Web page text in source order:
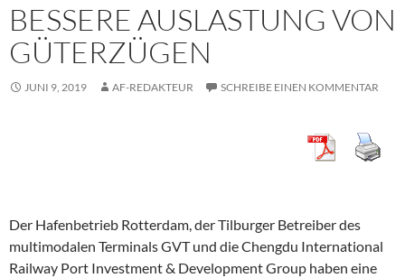
BESSERE AUSLASTUNG VON
GÜTERZÜGEN
JUNI 9, 2019 AF-REDAKTEUR SCHREIBE EINEN KOMMENTAR
Der Hafenbetrieb Rotterdam, der Tilburger Betreiber des
multimodalen Terminals GVT und die Chengdu International
Railway Port Investment & Development Group haben eine